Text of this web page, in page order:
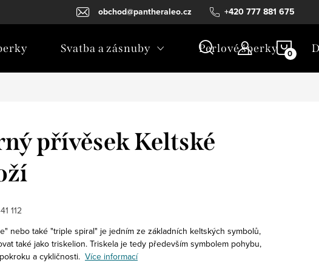
+420 777 881 675
obchod@pantheraleo.cz
Svatba a zásnuby Perlové šperky
přívěsek Keltské
112
nebo také "triple spiral" je jedním ze základních keltských symbolů,
také jako triskelion. Triskela je tedy především symbolem pohybu,
a cykličnosti. Více informací